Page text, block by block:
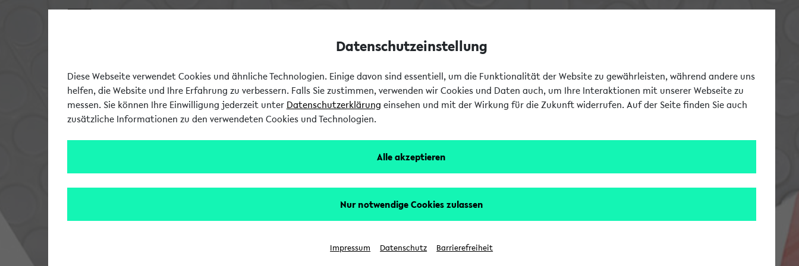
Datenschutzeinstellung
Diese Webseite verwendet Cookies und ähnliche Technologien. Einige davon sind essentiell, um die Funktionalität der Website zu gewährleisten, während andere uns
helfen, die Website und Ihre Erfahrung zu verbessern. Falls Sie zustimmen, verwenden wir Cookies und Daten auch, um Ihre Interaktionen mit unserer Webseite zu
messen. Sie können Ihre Einwilligung jederzeit unter Datenschutzerklärung einsehen und mit der Wirkung für die Zukunft widerrufen. Auf der Seite finden Sie auch
zusätzliche Informationen zu den verwendeten Cookies und Technologien.
Alle akzeptieren
Nur notwendige Cookies zulassen
Impressum Datenschutz Barrierefreiheit